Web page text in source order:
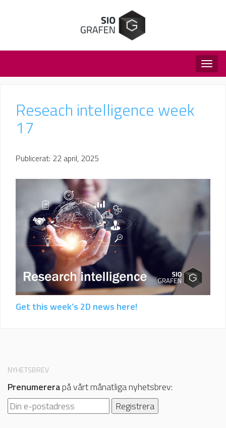
Reseach intelligence week
17
Publicerat: 22 april, 2025
Get this week’s 2D news here!
NYHETSBREV
Prenumererapå vårt månatliga nyhetsbrev: